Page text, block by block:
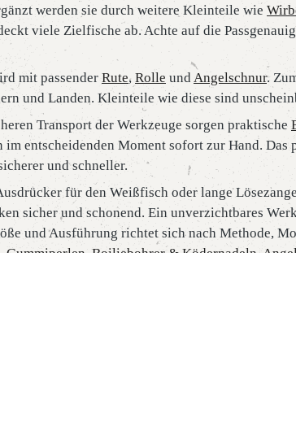
werden sie durch weitere Kleinteile wie
viele Zielfische ab. Achte auf die
mit passender Rute, Rolle und Angelschnur.
und Landen. Kleinteile wie diese sind
Transport der Werkzeuge sorgen praktische
im entscheidenden Moment sofort zur Hand. Das
und schneller.
für den Weißfisch oder lange
sicher und schonend. Ein unverzichtbares
und Ausführung richtet sich nach Methode,
Gummiperlen,Boiliebohrer & Ködernadeln ,